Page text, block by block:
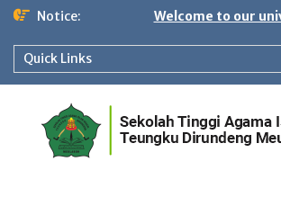
Skip
content
Notice: Welcome to our
Quick Links